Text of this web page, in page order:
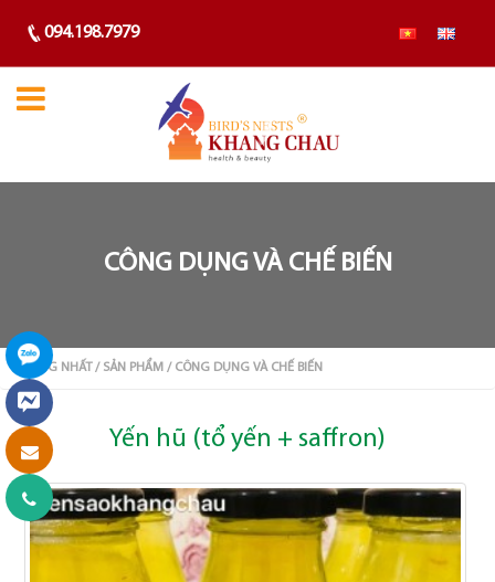
094.198.7979
CÔNG DỤNG VÀ CHẾ BIẾN
TRANG NHẤT / SẢN PHẨM / CÔNG DỤNG VÀ CHẾ BIẾN
Yến hũ (tổ yến + saffron)